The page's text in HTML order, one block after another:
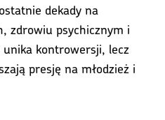
dekady na
zdrowiu psychicznym i
kontrowersji, lecz
presję na młodzież i